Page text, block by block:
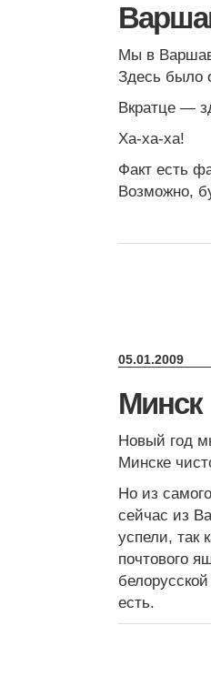
Мы в
Здесь было
Вкратце —
Ха-ха-ха!
Факт есть
Возможно,
05.01.2009
Минск
Новый год
Минске
Но из
сейчас из
успели, так
почтового
есть.